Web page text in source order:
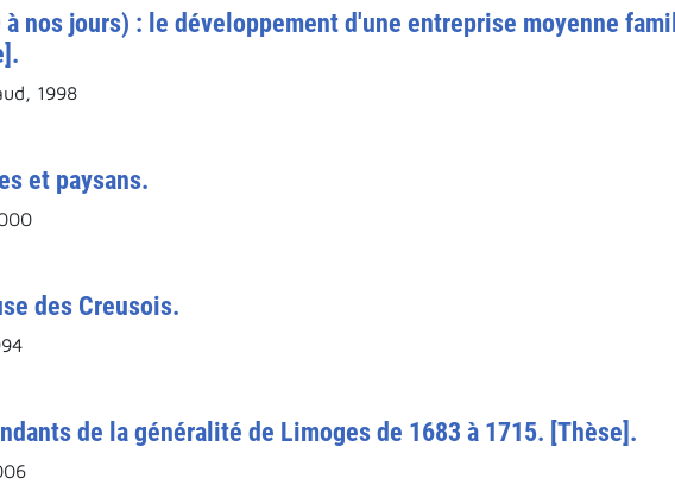
à nos jours) : le développement d'une entreprise moyenne
1998
et paysans.
des Creusois.
de la généralité de Limoges de 1683 à 1715. [Thèse].